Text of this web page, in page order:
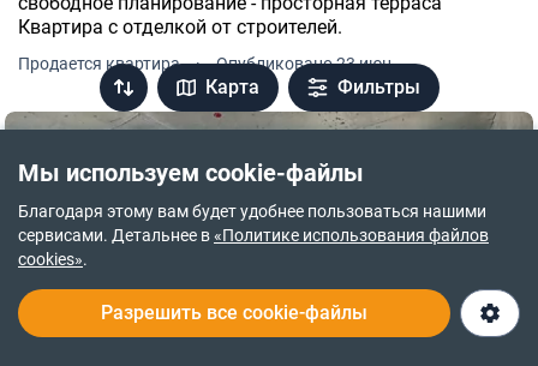
Мы используем cookie-файлы
Благодаря этому вам будет удобнее пользоваться нашими
сервисами. Детальнее в«Политике использования файлов
cookies».
Разрешить все cookie-файлы
Карта Фильтры
Квартира с отделкой от строителей.
Продается квартира · Опубликовано 23 июн.